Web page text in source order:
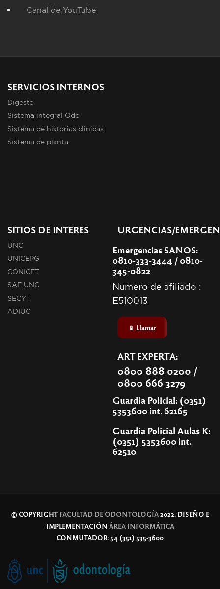
Canal de YouTube
SERVICIOS INTERNOS
Digesto
Sistema integral Odo
Sistema de historias clinicas
Sistema de planta
SITIOS DE INTERES
UNC
UNICEPG
CONICET
SAE UNC
SECYT
ADIUC
URGENCIAS/
Emergencias SANOS:
0810-333-3444 / 0810-
345-0822
Numero de afiliado :
E510013
📱 Llamar
ART EXPERTA:
0800 888 0200 /
0800 666 3279
Guardia Policial: (0351)
5353600 int. 62165
Guardia Policial Aulas K:
(0351) 5353600 int.
62510
© COPYRIGHTFACULTAD DE ODONTOLOGÍA2022. DISEÑO E
IMPLEMENTACIÓN ÁREA INFORMÁTICA
CONMUTADOR: 54 (351) 535-3600